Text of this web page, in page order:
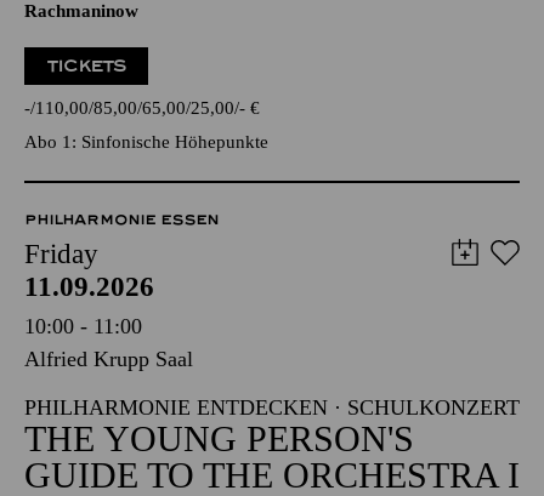
Rachmaninow
TICKETS
- 110,00 85,00 65,00 25,00 - €
Abo 1: Sinfonische Höhepunkte
PHILHARMONIE ESSEN
Friday
11.09.2026
10:00 - 11:00
Alfried Krupp Saal
PHILHARMONIE ENTDECKEN · SCHULKONZERT
THE YOUNG PERSON'S
GUIDE TO THE ORCHESTRA I